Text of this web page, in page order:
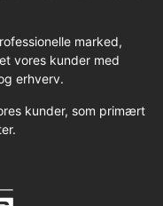
marked,
vores kunder med
erhverv.
kunder, som primært